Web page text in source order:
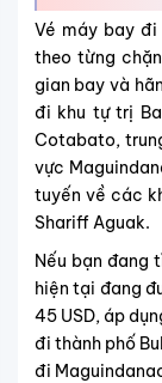
Vé máy bay
theo từng
gian bay và
đi khu tự trị
Cotabato,
vực
tuyến về các
Shariff Aguak.
Nếu bạn đang
hiện tại đang
45 USD, áp
đi thành phố
đi